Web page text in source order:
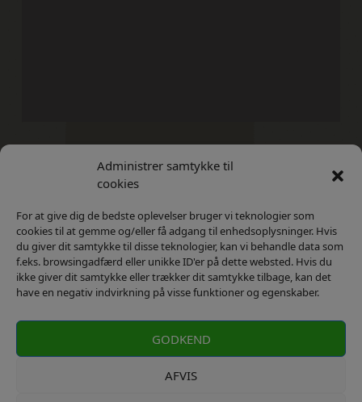
Administrer samtykke til
cookies
For at give dig de bedste oplevelser bruger vi teknologier som
cookies til at gemme og/eller få adgang til enhedsoplysninger. Hvis
du giver dit samtykke til disse teknologier, kan vi behandle data som
f.eks. browsingadfærd eller unikke ID'er på dette websted. Hvis du
ikke giver dit samtykke eller trækker dit samtykke tilbage, kan det
have en negativ indvirkning på visse funktioner og egenskaber.
GODKEND
AFVIS
Kontakt